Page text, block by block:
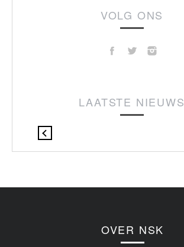
VOLG ONS
LAATSTE NIEUWS
OVER NSK